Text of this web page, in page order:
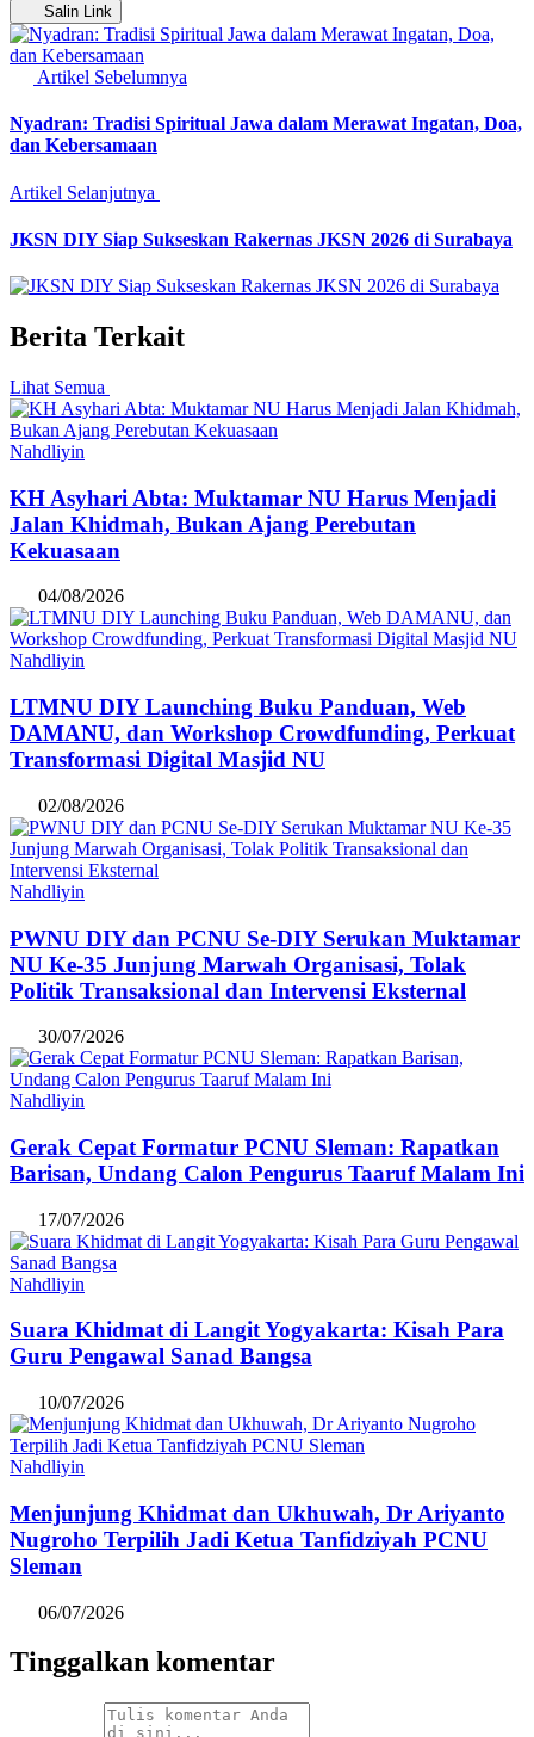
Salin Link
Artikel Sebelumnya
Nyadran: Tradisi Spiritual Jawa dalam Merawat Ingatan, Doa,
dan Kebersamaan
Artikel Selanjutnya
JKSN DIY Siap Sukseskan Rakernas JKSN 2026 di Surabaya
Berita Terkait
Lihat Semua
Nahdliyin
KH Asyhari Abta: Muktamar NU Harus Menjadi
Jalan Khidmah, Bukan Ajang Perebutan
Kekuasaan
04/08/2026
Nahdliyin
LTMNU DIY Launching Buku Panduan, Web
DAMANU, dan Workshop Crowdfunding, Perkuat
Transformasi Digital Masjid NU
02/08/2026
Nahdliyin
PWNU DIY dan PCNU Se-DIY Serukan Muktamar
NU Ke-35 Junjung Marwah Organisasi, Tolak
Politik Transaksional dan Intervensi Eksternal
30/07/2026
Nahdliyin
Gerak Cepat Formatur PCNU Sleman: Rapatkan
Barisan, Undang Calon Pengurus Taaruf Malam Ini
17/07/2026
Nahdliyin
Suara Khidmat di Langit Yogyakarta: Kisah Para
Guru Pengawal Sanad Bangsa
10/07/2026
Nahdliyin
Menjunjung Khidmat dan Ukhuwah, Dr Ariyanto
Nugroho Terpilih Jadi Ketua Tanfidziyah PCNU
Sleman
06/07/2026
Tinggalkan komentar